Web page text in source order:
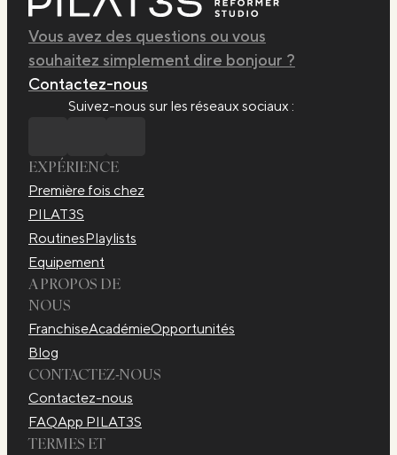
Vous avez des questions ou vous
souhaitez simplement dire bonjour ?
Contactez-nous
Suivez-nous sur les réseaux sociaux :
EXPÉRIENCE
Première fois chez
PILAT3S
RoutinesPlaylists​
Equipement​
A PROPOS DE
NOUS
FranchiseAcadémieOpportunités
Blog
CONTACTEZ-NOUS
Contactez-nous
FAQApp PILAT3S
TERMES ET